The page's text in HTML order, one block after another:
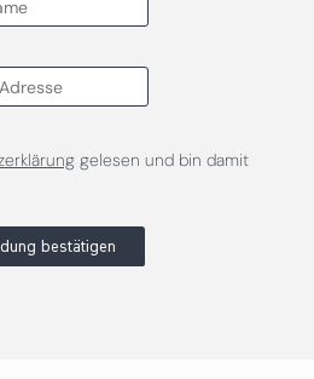
gelesen und bin damit
bestätigen